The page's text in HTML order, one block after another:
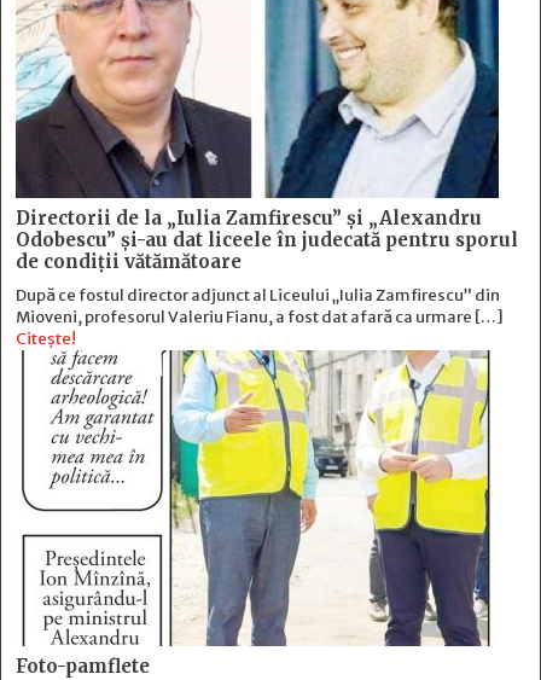
Directorii de la „Iulia Zamfirescu” și „Alexandru
Odobescu” și-au dat liceele în judecată pentru sporul
de condiții vătămătoare
După ce fostul director adjunct al Liceului „Iulia Zamfirescu” din
Mioveni, profesorul Valeriu Fianu, a fost dat afară ca urmare […]
Citește!
Foto-pamflete